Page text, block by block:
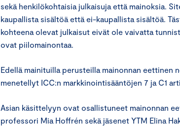
sekä henkilökohtaisia julkaisuja että mainoksia.
kaupallista sisältöä että ei-kaupallista sisältöä.
kohteena olevat julkaisut eivät ole vaivatta
ovat piilomainontaa.
Edellä mainituilla perusteilla mainonnan eettinen
menetellyt ICC:n markkinointisääntöjen 7 ja C1
Asian käsittelyyn ovat osallistuneet mainonnan
professori Mia Hoffrén sekä jäsenet YTM Elina